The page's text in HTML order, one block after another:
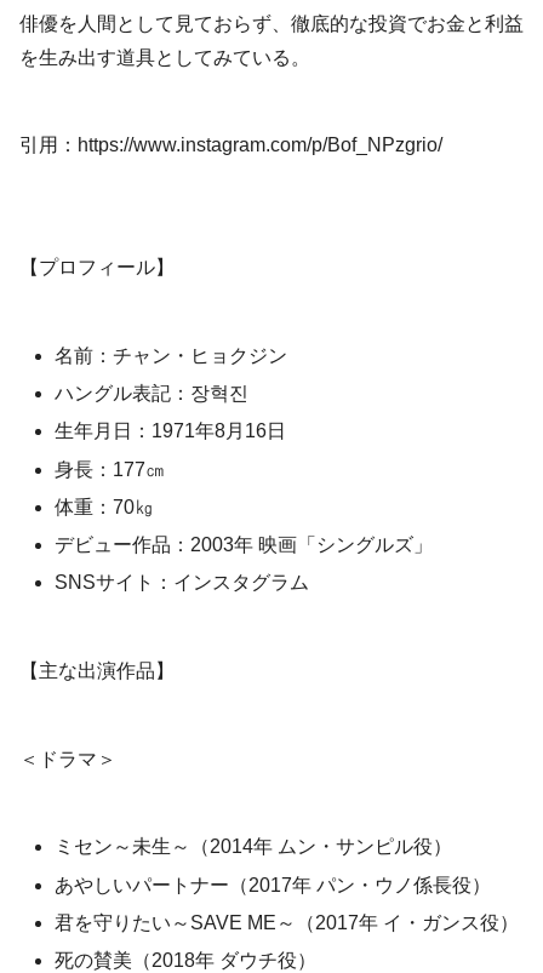
俳優を人間として見ておらず、徹底的な投資でお金と利益
を生み出す道具としてみている。
引用：https://www.instagram.com/p/Bof_NPzgrio/
【プロフィール】
名前：チャン・ヒョクジン
ハングル表記：장혁진
生年月日：1971年8月16日
身長：177㎝
体重：70㎏
デビュー作品：2003年 映画「シングルズ」
SNSサイト：インスタグラム
【主な出演作品】
＜ドラマ＞
ミセン～未生～（2014年 ムン・サンピル役）
あやしいパートナー（2017年 パン・ウノ係長役）
君を守りたい～SAVE ME～（2017年 イ・ガンス役）
死の賛美（2018年 ダウチ役）